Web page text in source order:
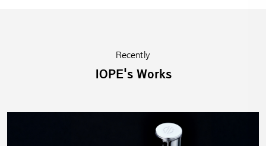
Recently
IOPE's Works